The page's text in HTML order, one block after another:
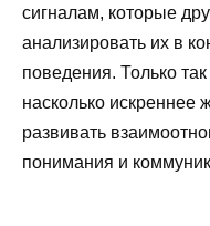
сигналам, которые
анализировать их в
поведения. Только
насколько искреннее
развивать
понимания и